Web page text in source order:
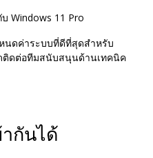
Windows 11 Pro
นดค่าระบบที่ดีที่สุดสำหรับ
ติดต่อทีมสนับสนุนด้านเทคนิค
กันได้